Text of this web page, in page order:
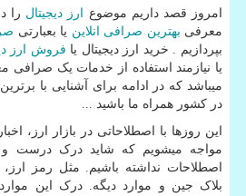
امروز قصد داریم موضوع ارز دیجیتال را
معرفی بهترین صرافی انلاین یا بعبارتی
بپردازیم . خرید ارز دیجیتال یا فروش ارز
یا نیازمند استفاده از خدمات یک صرافی
میباشد که در ادامه برای آشنایی با
در کشور همراه ما باشید ...
این روزها با اصطلاحاتی در بازار ارز،
مواجه میشویم که شاید درک درست
اصطلاحات نداشته باشیم. مثل رمز ارز،
بلاک جین و موارد دیگه. درک این